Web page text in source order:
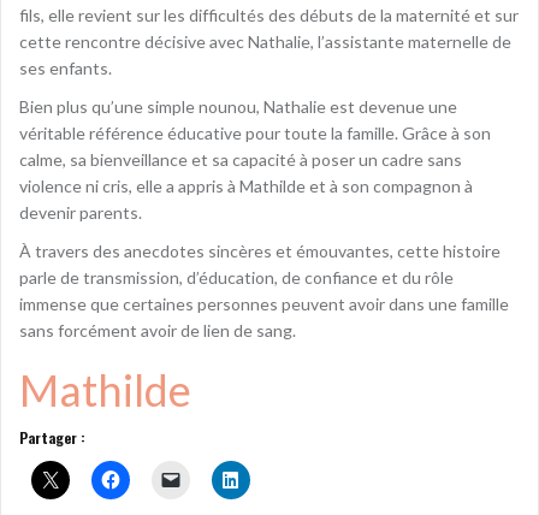
fils, elle revient sur les difficultés des débuts de la maternité et sur
cette rencontre décisive avec Nathalie, l’assistante maternelle de
ses enfants.
Bien plus qu’une simple nounou, Nathalie est devenue une
véritable référence éducative pour toute la famille. Grâce à son
calme, sa bienveillance et sa capacité à poser un cadre sans
violence ni cris, elle a appris à Mathilde et à son compagnon à
devenir parents.
À travers des anecdotes sincères et émouvantes, cette histoire
parle de transmission, d’éducation, de confiance et du rôle
immense que certaines personnes peuvent avoir dans une famille
sans forcément avoir de lien de sang.
Mathilde
Partager :